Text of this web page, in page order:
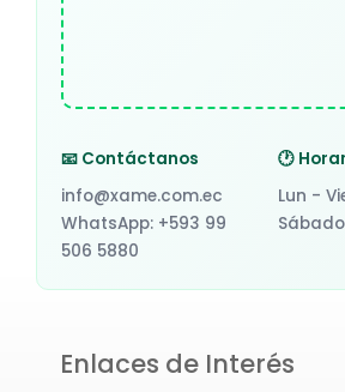
📧 Contáctanos
info@xame.com.ec
WhatsApp: +593 99
506 5880
🕐
Lun -
Enlaces de Interés